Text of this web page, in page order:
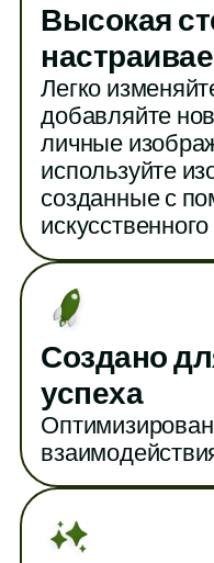
Высокая
Легко
добавляйте
личные
используйте
созданные с
Создано
успеха